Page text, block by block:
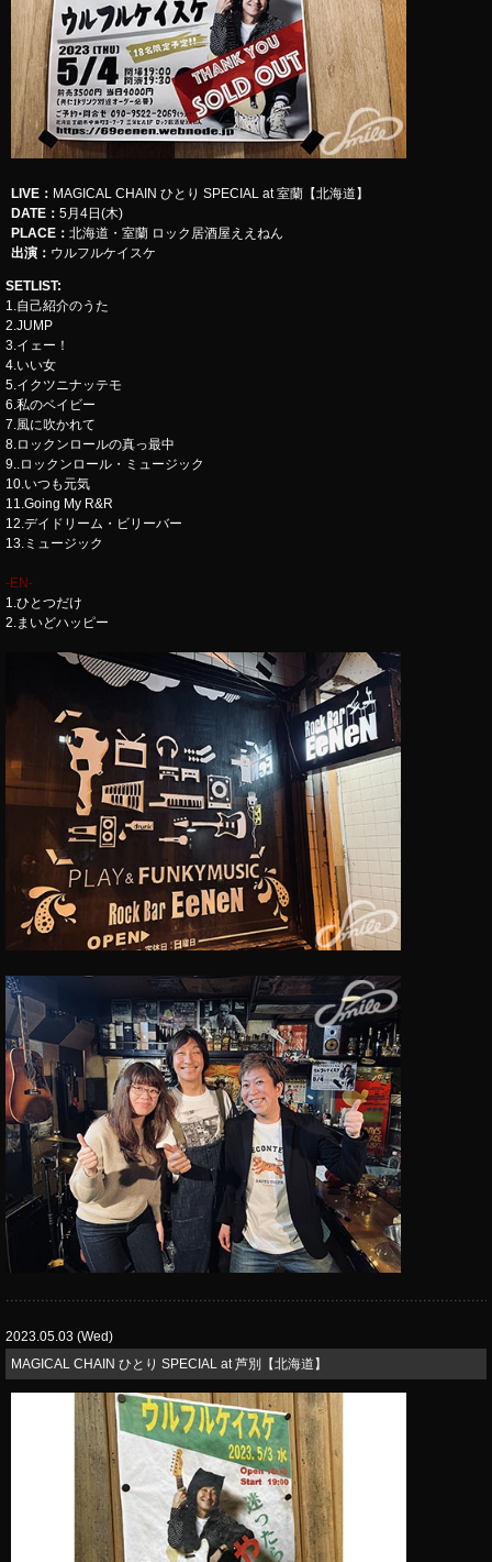
LIVE ： ​​​​​MAGICAL CHAIN ひとり SPECIAL at 室蘭【北海道】
DATE： 5月4日(木)
PLACE： 北海道・室蘭 ロック居酒屋ええねん
出演： ウルフルケイスケ
SETLIST:
1.自己紹介のうた
2.JUMP
3.イェー！
4.いい女
5.イクツニナッテモ
6.私のベイビー
7.風に吹かれて
8.ロックンロールの真っ最中
9..ロックンロール・ミュージック
10.いつも元気
11.Going My R&R
12.デイドリーム・ビリーバー
13.ミュージック
-EN-
1.ひとつだけ
2.まいどハッピー
2023.05.03 (Wed)
MAGICAL CHAIN ひとり SPECIAL at 芦別【北海道】